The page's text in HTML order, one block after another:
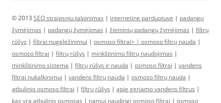
© 2013 SEO straipsniu talpinimas | internetine parduotuve | padangų
žymėjimas | padangų žymėjimas | žieminių padangų žymėjimas | filtrų
rūšys | filtrai nugeležinimui | osmoso filtrai> | osmoso filtrų nauda |
osmoso filtrai | filtrų rūšys | minkštinimo filtrų naudojimas |
minkštinimo sistema | filtrų rūšys ir nauda | osmoso filtrai | vandens
filtrai nukalkinimui | vandens filtrų nauda | osmoso filtrų nauda |
atbulinio osmoso filtrai | filtrų rūšys | apie geriamo vandens filtrus |
kas yra atbulinis osmosas | namui naudingi osmoso filtrai | osmoso